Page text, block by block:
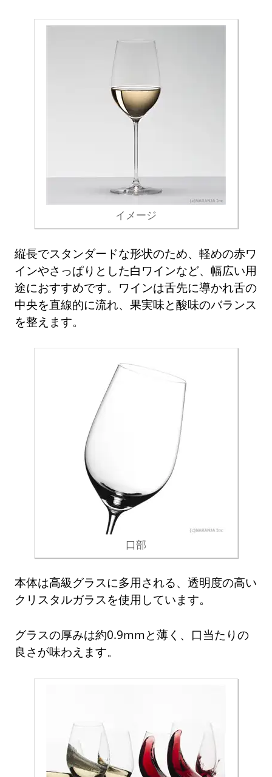
イメージ
縦長でスタンダードな形状のため、軽めの赤ワ
インやさっぱりとした白ワインなど、幅広い用
途におすすめです。ワインは舌先に導かれ舌の
中央を直線的に流れ、果実味と酸味のバランス
を整えます。
口部
本体は高級グラスに多用される、透明度の高い
クリスタルガラスを使用しています。
グラスの厚みは約0.9mmと薄く、口当たりの
良さが味わえます。